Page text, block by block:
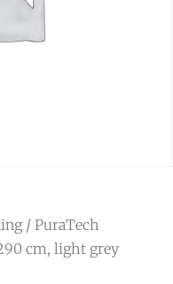
/ PuraTech
cm, light grey